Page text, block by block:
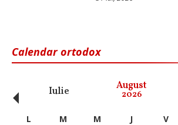
Calendar ortodox
Iulie August
2026
‹ L M M J V